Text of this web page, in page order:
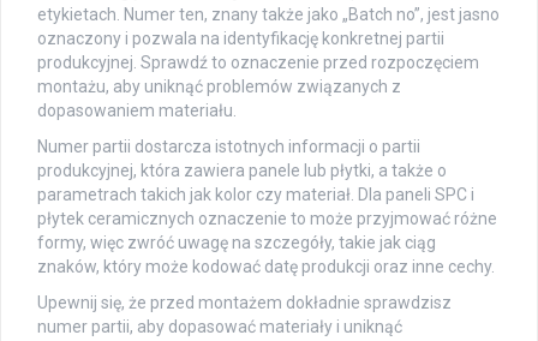
etykietach. Numer ten, znany także jako „Batch no”, jest jasno
oznaczony i pozwala na identyfikację konkretnej partii
produkcyjnej. Sprawdź to oznaczenie przed rozpoczęciem
montażu, aby uniknąć problemów związanych z
dopasowaniem materiału.
Numer partii dostarcza istotnych informacji o partii
produkcyjnej, która zawiera panele lub płytki, a także o
parametrach takich jak kolor czy materiał. Dla paneli SPC i
płytek ceramicznych oznaczenie to może przyjmować różne
formy, więc zwróć uwagę na szczegóły, takie jak ciąg
znaków, który może kodować datę produkcji oraz inne cechy.
Upewnij się, że przed montażem dokładnie sprawdzisz
numer partii, aby dopasować materiały i uniknąć